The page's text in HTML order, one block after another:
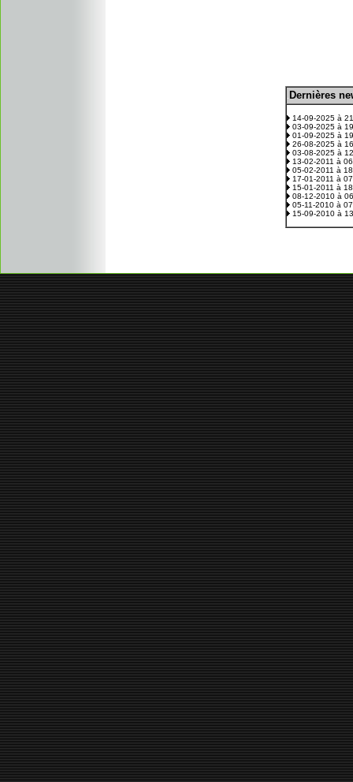
Dernières
14-09-2025 à
03-09-2025 à
01-09-2025 à
26-08-2025 à
03-08-2025 à
13-02-2011 à
05-02-2011 à
17-01-2011 à
15-01-2011 à
08-12-2010 à
05-11-2010 à
15-09-2010 à